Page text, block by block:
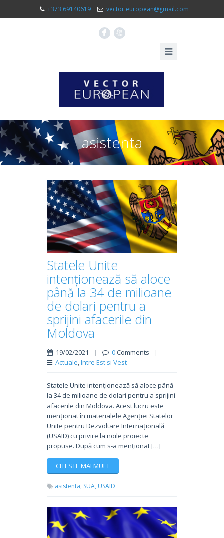
+373 69140619 vector.european@gmail.com
F X
asistenta
Statele Unite
intenționează să aloce
până la 34 de milioane
de dolari pentru a
sprijini afacerile din
Moldova
19/02/2021 | 0Comments
|
Actuale,Intre Est si Vest
Statele Unite intenționează să aloce până
la 34 de milioane de dolari pentru a sprijini
afacerile din Moldova. Acest lucru este
menționat în materialele Agenției Statelor
Unite pentru Dezvoltare Internațională
(USAID) cu privire la noile proiecte
propuse. După cum s-a menționat […]
CITESTE MAI MULT
asistenta, SUA, USAID